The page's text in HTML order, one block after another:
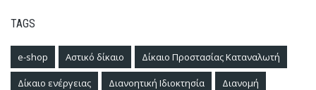
TAGS
e-shop Αστικό δίκαιο Δίκαιο Προστασίας Καταναλωτή
Δίκαιο ενέργειας Διανοητική Ιδιοκτησία Διανομή